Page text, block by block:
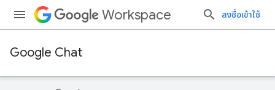
Workspace ลงชื่อเข้าใช้
Google Chat